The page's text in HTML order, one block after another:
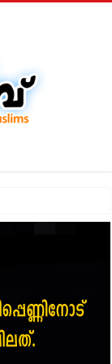
മോചനം: കുടുംബ